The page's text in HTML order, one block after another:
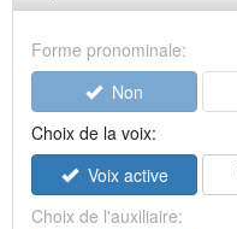
Forme pronominale:
Non
Choix de la voix:
Voix active
Choix de l'auxiliaire: